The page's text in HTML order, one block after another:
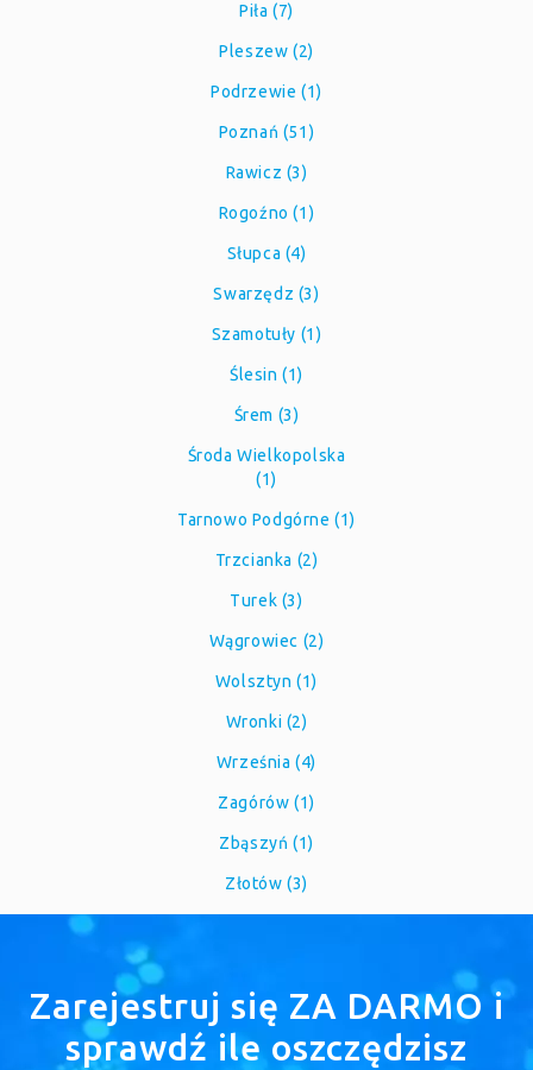
Piła (7)
Pleszew (2)
Podrzewie (1)
Poznań (51)
Rawicz (3)
Rogoźno (1)
Słupca (4)
Swarzędz (3)
Szamotuły (1)
Ślesin (1)
Śrem (3)
Środa Wielkopolska
(1)
Tarnowo Podgórne (1)
Trzcianka (2)
Turek (3)
Wągrowiec (2)
Wolsztyn (1)
Wronki (2)
Września (4)
Zagórów (1)
Zbąszyń (1)
Złotów (3)
Zarejestruj się ZA DARMO i
sprawdź ile oszczędzisz